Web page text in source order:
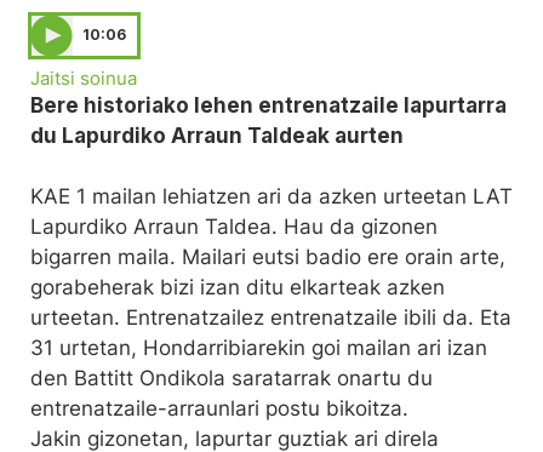
10:06
Jaitsi soinua
Bere historiako lehen entrenatzaile lapurtarra
du Lapurdiko Arraun Taldeak aurten
KAE 1 mailan lehiatzen ari da azken urteetan LAT
Lapurdiko Arraun Taldea. Hau da gizonen
bigarren maila. Mailari eutsi badio ere orain arte,
gorabeherak bizi izan ditu elkarteak azken
urteetan. Entrenatzailez entrenatzaile ibili da. Eta
31 urtetan, Hondarribiarekin goi mailan ari izan
den Battitt Ondikola saratarrak onartu du
entrenatzaile-arraunlari postu bikoitza.
Jakin gizonetan, lapurtar guztiak ari direla